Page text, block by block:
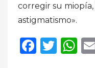
corregir su
astigmatismo».